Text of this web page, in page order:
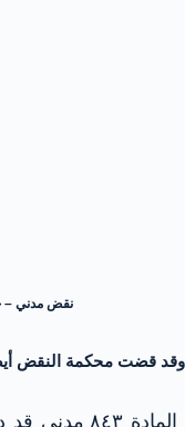
نقض مدني – جلسة ١٩٧٥/١١/٢٤ .
وقد قضت محكمة النقض
المادة